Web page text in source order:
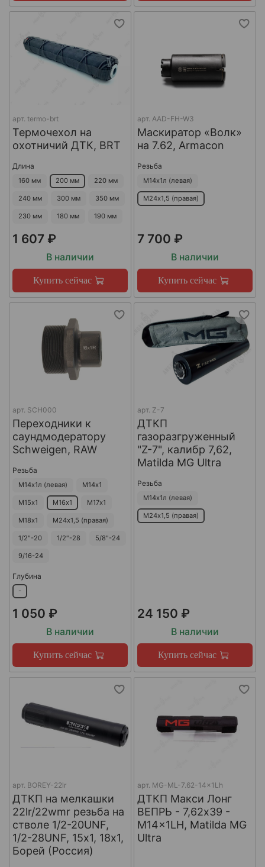
арт. termo-brt
Термочехол на
охотничий ДТК, BRT
Длина
160 мм 200 мм 220 мм
240 мм 300 мм 350 мм
230 мм 180 мм 190 мм
1 607 ₽
В наличии
Купить сейчас
арт. AAD-FH-W3
Маскиратор «Волк»
на 7.62, Armacon
Резьба
М14х1л (левая)
М24х1,5 (правая)
7 700 ₽
В наличии
Купить сейчас
арт. SCH000
Переходники к
саундмодератору
Schweigen, RAW
Резьба
М14х1л (левая) М14х1
М15х1 М16х1 М17х1
М18х1 М24х1,5 (правая)
1/2"-20 1/2"-28 5/8"-24
9/16-24
Глубина
-
1 050 ₽
В наличии
Купить сейчас
арт. Z-7
ДТКП
газоразгруженный
"Z-7", калибр 7,62,
Matilda MG Ultra
Резьба
М14х1л (левая)
М24х1,5 (правая)
24 150 ₽
В наличии
Купить сейчас
арт. BOREY-22lr
ДТКП на мелкашки
22lr/22wmr резьба на
стволе 1/2-20UNF,
1/2-28UNF, 15х1, 18х1,
Борей (Россия)
арт. MG-ML-7.62-14x1Lh
ДТКП Макси Лонг
ВЕПРЬ - 7,62x39 -
M14x1LH, Matilda MG
Ultra